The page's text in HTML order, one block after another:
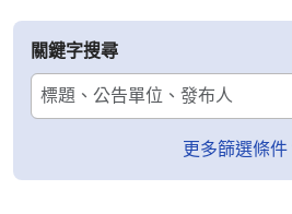
關鍵字搜尋
更多篩選條件